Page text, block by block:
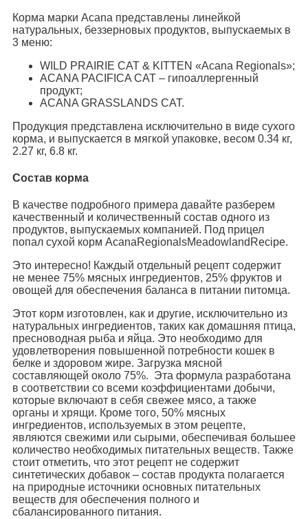
Корма марки Acana представлены линейкой
натуральных, беззерновых продуктов, выпускаемых в
3 меню:
WILD PRAIRIE CAT & KITTEN «Acana Regionals»;
ACANA PACIFICA CAT – гипоаллергенный
продукт;
ACANA GRASSLANDS CAT.
Продукция представлена исключительно в виде сухого
корма, и выпускается в мягкой упаковке, весом 0.34 кг,
2.27 кг, 6.8 кг.
Состав корма
В качестве подробного примера давайте разберем
качественный и количественный состав одного из
продуктов, выпускаемых компанией. Под прицел
попал сухой корм AcanaRegionalsMeadowlandRecipe.
Это интересно! Каждый отдельный рецепт содержит
не менее 75% мясных ингредиентов, 25% фруктов и
овощей для обеспечения баланса в питании питомца.
Этот корм изготовлен, как и другие, исключительно из
натуральных ингредиентов, таких как домашняя птица,
пресноводная рыба и яйца. Это необходимо для
удовлетворения повышенной потребности кошек в
белке и здоровом жире. Загрузка мясной
составляющей около 75%. Эта формула разработана
в соответствии со всеми коэффициентами добычи,
которые включают в себя свежее мясо, а также
органы и хрящи. Кроме того, 50% мясных
ингредиентов, используемых в этом рецепте,
являются свежими или сырыми, обеспечивая большее
количество необходимых питательных веществ. Также
стоит отметить, что этот рецепт не содержит
синтетических добавок – состав продукта полагается
на природные источники основных питательных
веществ для обеспечения полного и
сбалансированного питания.